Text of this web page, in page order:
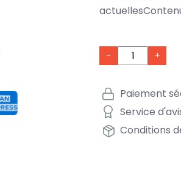
- +
Paiement
Service
Conditions